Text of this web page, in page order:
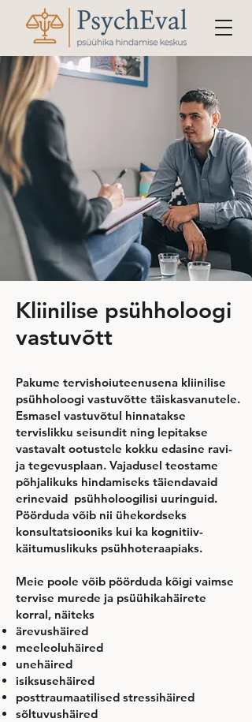
Kliinilise psühholoogi
vastuvõtt
Pakume tervishoiuteenusena kliinilise
psühholoogi vastuvõtte täiskasvanutele.
Esmasel vastuvõtul hinnatakse
tervislikku seisundit ning lepitakse
vastavalt ootustele kokku edasine ravi-
ja tegevusplaan. Vajadusel teostame
põhjalikuks hindamiseks täiendavaid
erinevaid psühholoogilisi uuringuid.
Pöörduda võib nii ühekordseks
konsultatsiooniks kui ka kognitiiv-
käitumuslikuks psühhoteraapiaks.
Meie poole võib pöörduda kõigi vaimse
tervise murede ja psüühikahäirete
korral, näiteks
​ärevushäired
meeleoluhäired​
unehäired​
isiksusehäired​
posttraumaatilised stressihäired
sõltuvushäired​